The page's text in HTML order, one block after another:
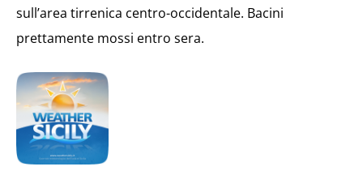
sull’area tirrenica centro-occidentale. Bacini
prettamente mossi entro sera.